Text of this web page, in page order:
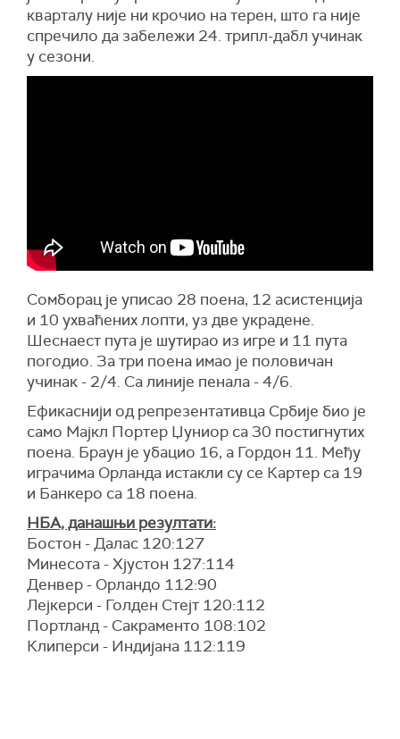
кварталу није ни крочио на терен, што га није
спречило да забележи 24. трипл-дабл учинак
у сезони.
Сомборац је уписао 28 поена, 12 асистенција
и 10 ухваћених лопти, уз две украдене.
Шеснаест пута је шутирао из игре и 11 пута
погодио. За три поена имао је половичан
учинак - 2/4. Са линије пенала - 4/6.
Ефикаснији од репрезентативца Србије био је
само Мајкл Портер Џуниор са 30 постигнутих
поена. Браун је убацио 16, а Гордон 11. Међу
играчима Орланда истакли су се Картер са 19
и Банкеро са 18 поена.
НБА, данашњи резултати:
Бостон - Далас 120:127
Минесота - Хјустон 127:114
Денвер - Орландо 112:90
Лејкерси - Голден Стејт 120:112
Портланд - Сакраменто 108:102
Клиперси - Индијана 112:119